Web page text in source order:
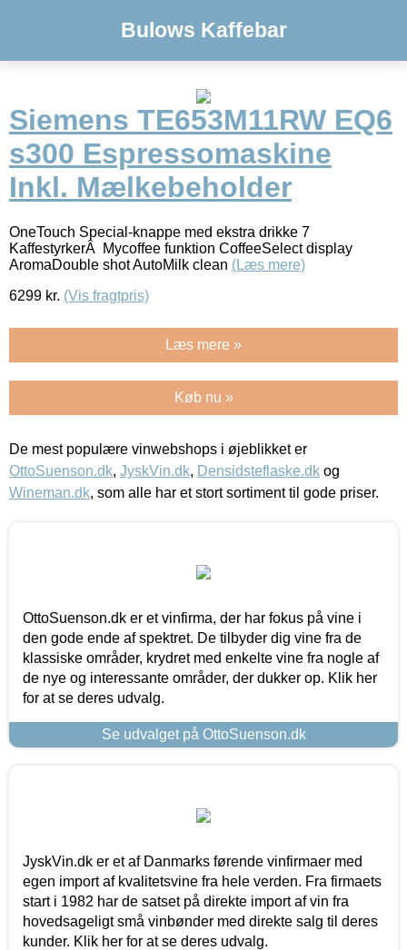
Bulows Kaffebar
Siemens TE653M11RW EQ6
s300 Espressomaskine
Inkl. Mælkebeholder
OneTouch Special-knappe med ekstra drikke 7
KaffestyrkerÂ Mycoffee funktion CoffeeSelect display
AromaDouble shot AutoMilk clean (Læs mere)
6299 kr. (Vis fragtpris)
Læs mere »
Køb nu »
De mest populære vinwebshops i øjeblikket er
OttoSuenson.dk, JyskVin.dk, Densidsteflaske.dk og
Wineman.dk, som alle har et stort sortiment til gode priser.
OttoSuenson.dk er et vinfirma, der har fokus på vine i
den gode ende af spektret. De tilbyder dig vine fra de
klassiske områder, krydret med enkelte vine fra nogle af
de nye og interessante områder, der dukker op. Klik her
for at se deres udvalg.
Se udvalget på OttoSuenson.dk
JyskVin.dk er et af Danmarks førende vinfirmaer med
egen import af kvalitetsvine fra hele verden. Fra firmaets
start i 1982 har de satset på direkte import af vin fra
hovedsageligt små vinbønder med direkte salg til deres
kunder. Klik her for at se deres udvalg.